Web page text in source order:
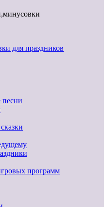
для праздников
песни
программ